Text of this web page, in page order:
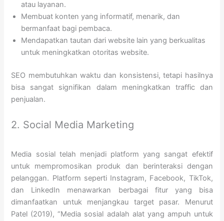
atau layanan.
Membuat konten yang informatif, menarik, dan
bermanfaat bagi pembaca.
Mendapatkan tautan dari website lain yang berkualitas
untuk meningkatkan otoritas website.
SEO membutuhkan waktu dan konsistensi, tetapi hasilnya
bisa sangat signifikan dalam meningkatkan traffic dan
penjualan.
2. Social Media Marketing
Media sosial telah menjadi platform yang sangat efektif
untuk mempromosikan produk dan berinteraksi dengan
pelanggan. Platform seperti Instagram, Facebook, TikTok,
dan LinkedIn menawarkan berbagai fitur yang bisa
dimanfaatkan untuk menjangkau target pasar. Menurut
Patel (2019), “Media sosial adalah alat yang ampuh untuk